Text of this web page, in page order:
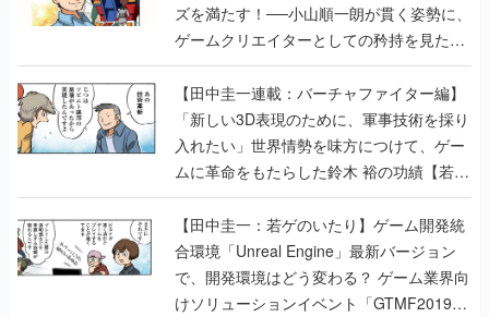
ズを満たす！──小山順一朗が貫く姿勢に、
ゲームクリエイターとしての矜持を見た
【若ゲのいたり最終回】
【田中圭一連載：バーチャファイター編】
「新しい3D表現のために、軍事技術を採り
入れたい」世界情勢を味方につけて、ゲー
ムに革命をもたらした鈴木 裕の功績【若ゲ
のいたり】
【田中圭一：若ゲのいたり】ゲーム開発統
合環境「Unreal Engine」最新バージョン
で、開発環境はどう変わる？ ゲーム業界向
けソリューションイベント「GTMF2019」